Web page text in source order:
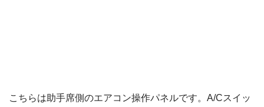
こちらは助手席側のエアコン操作パネルです。A/Cスイッ